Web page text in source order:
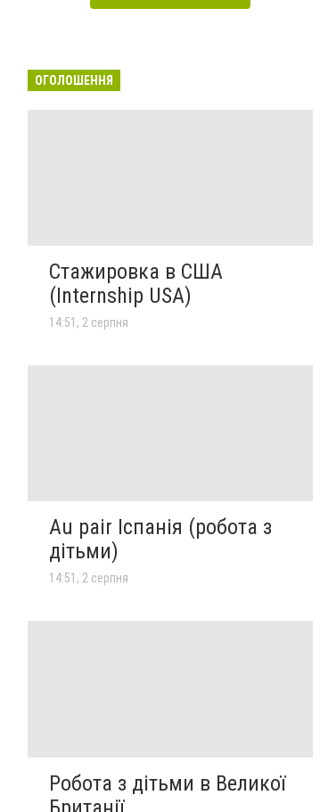
ОГОЛОШЕННЯ
Стажировка в США
(Internship USA)
14:51, 2 серпня
Au pair Іспанія (робота з
дітьми)
14:51, 2 серпня
Робота з дітьми в Великої